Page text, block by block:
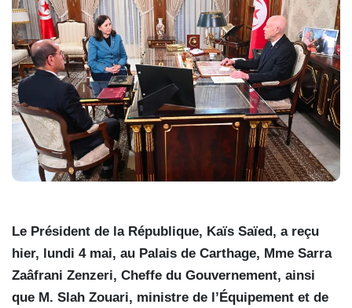
Le Président de la République, Kaïs Saïed, a reçu
hier, lundi 4 mai, au Palais de Carthage, Mme Sarra
Zaâfrani Zenzeri, Cheffe du Gouvernement, ainsi
que M. Slah Zouari, ministre de l’Équipement et de